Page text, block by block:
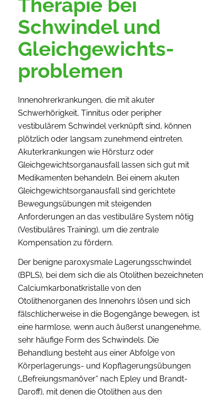
Therapie bei
Schwindel und
Gleich­gewichts­
problemen
Innenohrerkrankungen, die mit akuter
Schwerhörigkeit, Tinnitus oder peripher
vestibulärem Schwindel verknüpft sind, können
plötzlich oder langsam zunehmend eintreten.
Akuterkrankungen wie Hörsturz oder
Gleichgewichtsorganausfall lassen sich gut mit
Medikamenten behandeln. Bei einem akuten
Gleichgewichtsorganausfall sind gerichtete
Bewegungsübungen mit steigenden
Anforderungen an das vestibuläre System nötig
(Vestibuläres Training), um die zentrale
Kompensation zu fördern.
Der benigne paroxysmale Lagerungsschwindel
(BPLS), bei dem sich die als Otolithen bezeichneten
Calciumkarbonatkristalle von den
Otolithenorganen des Innenohrs lösen und sich
fälschlicherweise in die Bogengänge bewegen, ist
eine harmlose, wenn auch äußerst unangenehme,
sehr häufige Form des Schwindels. Die
Behandlung besteht aus einer Abfolge von
Körperlagerungs- und Kopflagerungsübungen
(„Befreiungsmanöver“ nach Epley und Brandt-
Daroff), mit denen die Otolithen aus den